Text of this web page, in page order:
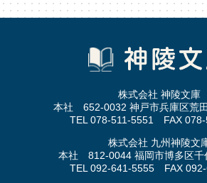
株式会社 神陵文庫
本社 652-0032 神戸市兵庫区荒
TEL 078-511-5551 FAX
株式会社 九州神陵文
本社 812-0044 福岡市博多区千
TEL 092-641-5555 FAX